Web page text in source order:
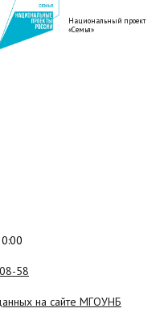
Национальный проект
«Семья»
58
на сайте МГОУНБ